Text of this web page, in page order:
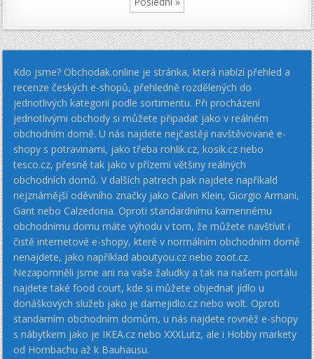
Kdo jsme? Obchodak.online je stránka, která nabízí přehled a
recenze českých e-shopů, přehledně rozdělených do
jednotlivých kategorií podle sortimentu. Při procházení
jednotlivými obchody si můžete připadat jako v reálném
obchodním domě. U nás najdete nejčastěji navštěvované e-
shopy s potravinami, jako třeba rohlik.cz, kosik.cz nebo
tesco.cz, přesně tak jako v přízemí většiny reálných
obchodních domů. V dalších patrech pak najdete napříkald
nejznámější oděvního značky jako Calvin Klein, Giorgio Armani,
Gant nebo Calzedonia. Oproti standardnímu kamennému
obchodnímu domu máte výhodu v tom, že můžete navštívit i
čistě internetové e-shopy, které v normálním obchodním domě
nenajdete, jako například aboutyou.cz nebo zoot.cz.
Nezapomněli jsme ani na vaše žaludky a tak na našem portálu
najdete také food court, kde si můžete objednat jídlo u
donáškových služeb jako je damejidlo.cz nebo wolt. Oproti
standarním obchodním domům, u nás najdete rovněž e-shopy
s nábytkem jako je IKEA.cz nebo XXXLutz, ale i Hobby markety
od Hornbachu až k Bauhausu.